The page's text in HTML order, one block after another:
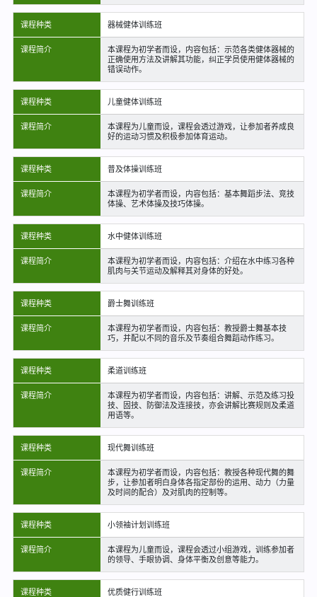
课程种类 器械健体训练班
课程简介
本课程为初学者而设，内容包括：示范各类健体器械的
正确使用方法及讲解其功能，纠正学员使用健体器械的
错误动作。
课程种类 儿童健体训练班
课程简介
本课程为儿童而设，课程会透过游戏，让参加者养成良
好的运动习惯及积极参加体育运动。
课程种类 普及体操训练班
课程简介
本课程为初学者而设，内容包括：基本舞蹈步法、竞技
体操、艺术体操及技巧体操。
课程种类 水中健体训练班
课程简介
本课程为初学者而设，内容包括：介绍在水中练习各种
肌肉与关节运动及解释其对身体的好处。
课程种类 爵士舞训练班
课程简介
本课程为初学者而设，内容包括：教授爵士舞基本技
巧，并配以不同的音乐及节奏组合舞蹈动作练习。
课程种类 柔道训练班
课程简介
本课程为初学者而设，内容包括：讲解、示范及练习投
技、固技、防御法及连接技，亦会讲解比赛规则及柔道
用语等。
课程种类 现代舞训练班
课程简介
本课程为初学者而设，内容包括：教授各种现代舞的舞
步，让参加者明白身体各指定部份的运用、动力（力量
及时间的配合）及对肌肉的控制等。
课程种类 小领袖计划训练班
课程简介
本课程为儿童而设，课程会透过小组游戏，训练参加者
的领导、手眼协调、身体平衡及创意等能力。
课程种类 优质健行训练班